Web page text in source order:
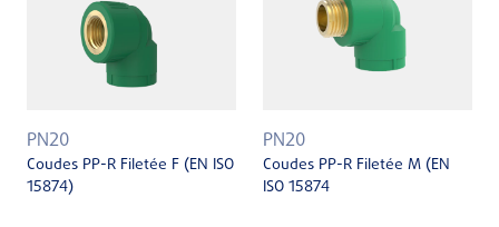
PN20
Coudes PP-R Filetée F (EN ISO
15874)
PN20
Coudes PP-R Filetée M (EN
ISO 15874